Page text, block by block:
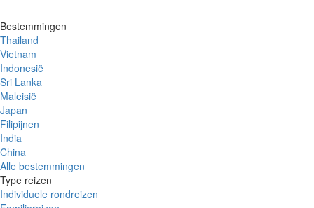
Bestemmingen
Thailand
Vietnam
Indonesië
Sri Lanka
Maleisië
Japan
Filipijnen
India
China
Alle bestemmingen
Type reizen
Individuele rondreizen